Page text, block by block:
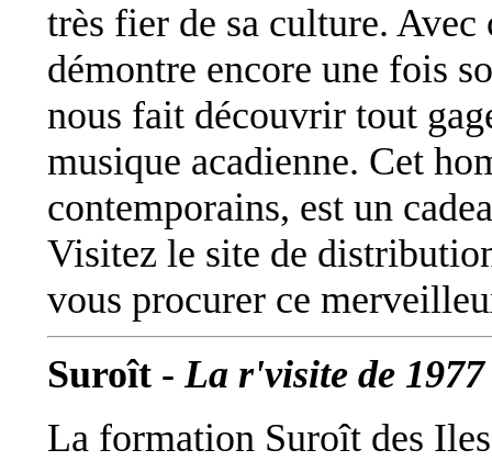
très fier de sa culture.
démontre encore une fois
nous fait découvrir tout
musique acadienne. Cet
contemporains, est un
Visitez le site de
vous procurer ce
Suroît -La r'visite de 1977
La formation Suroît des